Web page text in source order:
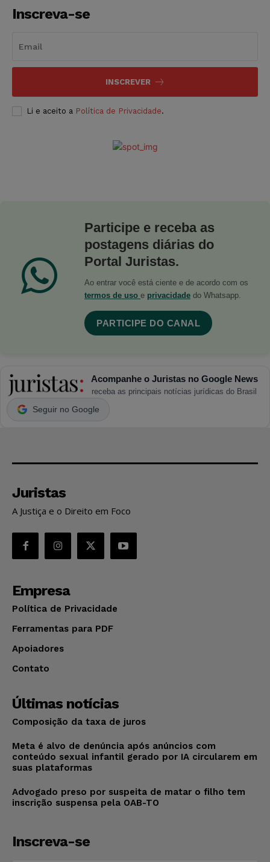
Inscreva-se
INSCREVER
Li e aceito a Política de Privacidade.
Participe e receba as
postagens diárias do
Portal Juristas.
Ao entrar você está ciente e de acordo com os
termos de uso e privacidade do Whatsapp.
PARTICIPE DO CANAL
Acompanhe o Juristas no Google News
receba as principais notícias jurídicas do Brasil
Seguir no Google
Juristas
A Justiça e o Direito em Foco
Empresa
Política de Privacidade
Ferramentas para PDF
Apoiadores
Contato
Últimas notícias
Composição da taxa de juros
Meta é alvo de denúncia após anúncios com
conteúdo sexual infantil gerado por IA circularem em
suas plataformas
Advogado preso por suspeita de matar o filho tem
inscrição suspensa pela OAB-TO
Inscreva-se